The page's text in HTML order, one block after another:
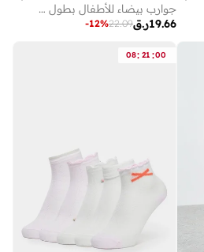
جوارب بيضاء للأطفال بطول الكاحل
ر.ق19.66
22.09
-12%
08: 21 :00